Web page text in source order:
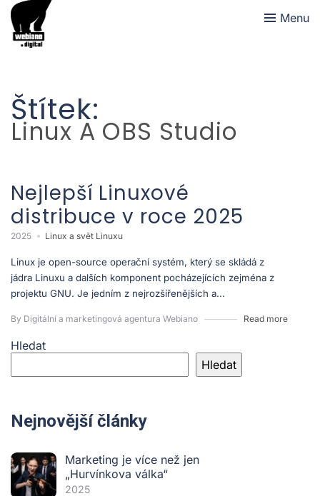
Menu
Štítek:
Linux A OBS Studio
Nejlepší Linuxové
distribuce v roce 2025
2025 Linux a svět Linuxu
Linux je open-source operační systém, který se skládá z
jádra Linuxu a dalších komponent pocházejících zejména z
projektu GNU. Je jedním z nejrozšířenějších a...
By Digitální a marketingová agentura Webiano Read more
Hledat
Hledat
Nejnovější články
Marketing je více než jen
„Hurvínkova válka“
2025